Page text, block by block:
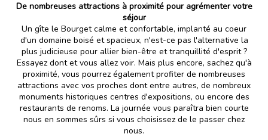
De nombreuses attractions à proximité pour agrémenter votre
séjour
Un gîte le Bourget calme et confortable, implanté au coeur
d'un domaine boisé et spacieux, n'est-ce pas l'alternative la
plus judicieuse pour allier bien-être et tranquillité d'esprit ?
Essayez dont et vous allez voir. Mais plus encore, sachez qu'à
proximité, vous pourrez également profiter de nombreuses
attractions avec vos proches dont entre autres, de nombreux
monuments historiques centres d'expositions, ou encore des
restaurants de renoms. La journée vous paraîtra bien courte
nous en sommes sûrs si vous choisissez de le passer chez
nous.